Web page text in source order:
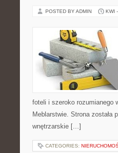
POSTED BY ADMIN KWI
foteli i szeroko rozumianego
Meblarstwie. Strona została
wnętrzarskie […]
CATEGORIES: